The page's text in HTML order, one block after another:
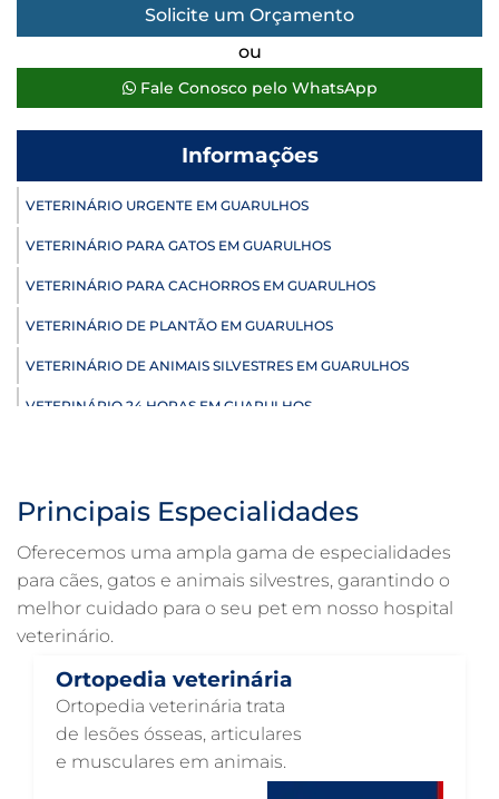
Solicite um Orçamento
ou
Fale Conosco pelo WhatsApp
Informações
VETERINÁRIO URGENTE EM GUARULHOS
VETERINÁRIO PARA GATOS EM GUARULHOS
VETERINÁRIO PARA CACHORROS EM GUARULHOS
VETERINÁRIO DE PLANTÃO EM GUARULHOS
VETERINÁRIO DE ANIMAIS SILVESTRES EM GUARULHOS
VETERINÁRIO 24 HORAS EM GUARULHOS
ULTRASSONOGRAFIA PARA CACHORRO EM GUARULHOS
ULTRASSOM VETERINÁRIO EM GUARULHOS
TRATAMENTO DE ANIMAIS EM GUARULHOS
RAIO X VETERINÁRIO EM GUARULHOS
PNEUMOLOGIA VETERINÁRIA EM GUARULHOS
OTOSCOPIA VETERINÁRIA EM GUARULHOS
OTOSCOPIA DIGITAL VETERINÁRIA EM GUARULHOS
Principais Especialidades
Oferecemos uma ampla gama de especialidades
para cães, gatos e animais silvestres, garantindo o
melhor cuidado para o seu pet em nosso hospital
veterinário.
Ortopedia veterinária
Ortopedia veterinária trata
de lesões ósseas, articulares
e musculares em animais.